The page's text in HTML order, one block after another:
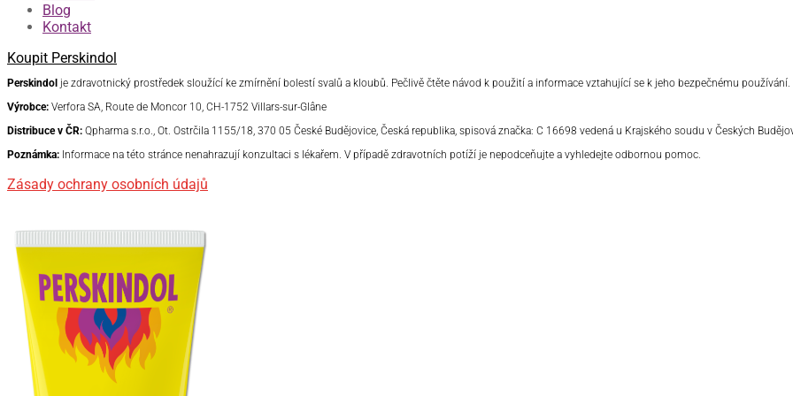
Blog
Kontakt
Koupit Perskindol
Perskindol je zdravotnický prostředek sloužící ke zmírnění bolestí svalů a kloubů. Pečlivě čtěte návod k použití a informace vztahující se k jeho bezpečnému používání.
Výrobce: Verfora SA, Route de Moncor 10, CH-1752 Villars-sur-Glâne
Distribuce v ČR: Qpharma s.r.o., Ot. Ostrčila 1155/18, 370 05 České Budějovice, Česká republika, spisová značka: C 16698 vedená u Krajského soudu v Českých
Poznámka: Informace na této stránce nenahrazují konzultaci s lékařem. V případě zdravotních potíží je nepodceňujte a vyhledejte odbornou pomoc.
Zásady ochrany osobních údajů